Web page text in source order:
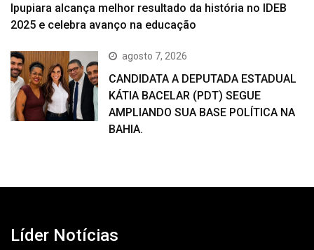
Ipupiara alcança melhor resultado da história no IDEB
2025 e celebra avanço na educação
agosto 7, 2026
CANDIDATA A DEPUTADA ESTADUAL
KÁTIA BACELAR (PDT) SEGUE
AMPLIANDO SUA BASE POLÍTICA NA
BAHIA.
Líder Notícias